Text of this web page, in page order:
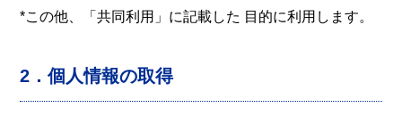
*この他、「共同利用」に記載した 目的に利用します。
2．個人情報の取得